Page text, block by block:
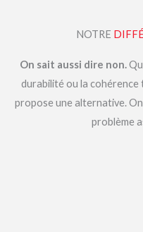
NOTRE
On sait aussi dire non.
durabilité ou la cohérence
propose une alternative.
problème